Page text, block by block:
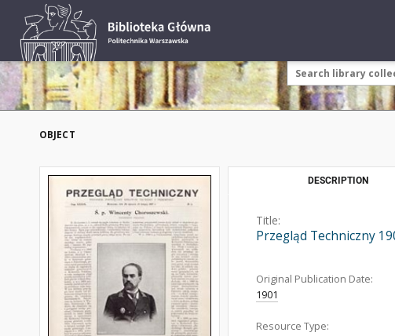
OBJECT
DESCRIPTION
Title:
Przegląd Techniczny
Original Publication Date:
1901
Resource Type: